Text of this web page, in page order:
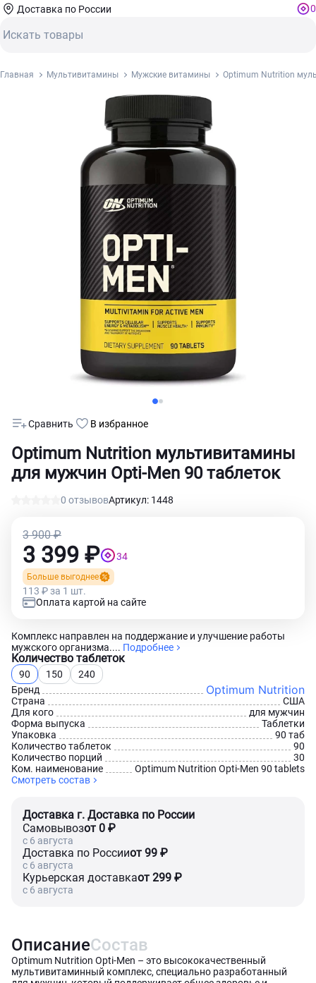
Доставка по России 0
Главная Мультивитамины Мужские витамины Optimum Nutrition
Optimum Nutrition мультивитамины
для мужчин Opti-Men 90 таблеток
0 отзывовАртикул: 1448
Сравнить В избранное
Комплекс направлен на поддержание и улучшение работы
мужского организма.... Подробнее
Количество таблеток
90 150
240
Бренд
Optimum Nutrition
Страна
США
Для кого
для мужчин
Форма выпуска
Таблетки
Упаковка
90 таб
Количество таблеток
90
Количество порций
30
Ком. наименование
Optimum Nutrition Opti-Men 90 tablets
Смотреть состав
3 900 ₽
3 399 ₽ 34
Больше выгоднее
113 ₽ за 1 шт.
Оплата картой на сайте
Доставка г. Доставка по России
Самовывозот 0 ₽
c 6 августа
Доставка по Россииот 99 ₽
c 6 августа
Курьерская доставкаот 299 ₽
c 6 августа
ОписаниеСостав
Optimum Nutrition Opti-Men – это высококачественный
мультивитаминный комплекс, специально разработанный